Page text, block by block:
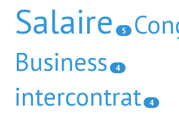
- Via le site Internet du CSE SCALIAN
Tuto Authentification / Problème de
Salaire 5
Business 4
intercontrat 4